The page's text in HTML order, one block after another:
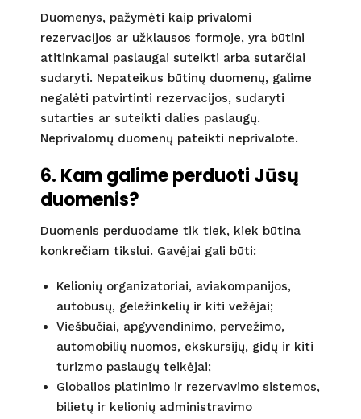
Duomenys, pažymėti kaip privalomi
rezervacijos ar užklausos formoje, yra būtini
atitinkamai paslaugai suteikti arba sutarčiai
sudaryti. Nepateikus būtinų duomenų, galime
negalėti patvirtinti rezervacijos, sudaryti
sutarties ar suteikti dalies paslaugų.
Neprivalomų duomenų pateikti neprivalote.
6. Kam galime perduoti Jūsų
duomenis?
Duomenis perduodame tik tiek, kiek būtina
konkrečiam tikslui. Gavėjai gali būti:
Kelionių organizatoriai, aviakompanijos,
autobusų, geležinkelių ir kiti vežėjai;
Viešbučiai, apgyvendinimo, pervežimo,
automobilių nuomos, ekskursijų, gidų ir kiti
turizmo paslaugų teikėjai;
Globalios platinimo ir rezervavimo sistemos,
bilietų ir kelionių administravimo